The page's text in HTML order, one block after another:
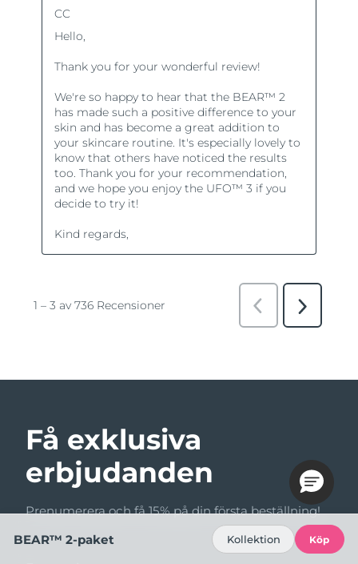
Få exklusiva
erbjudanden
Prenumerera och få 15% på din första beställning!
BEAR™ 2-paket Kollektion Köp